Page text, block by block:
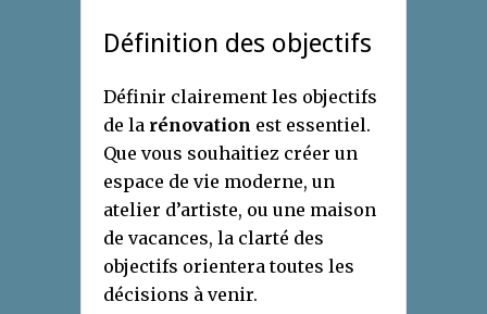
Définition des objectifs
Définir clairement les objectifs
de la rénovation est essentiel.
Que vous souhaitiez créer un
espace de vie moderne, un
atelier d’artiste, ou une maison
de vacances, la clarté des
objectifs orientera toutes les
décisions à venir.